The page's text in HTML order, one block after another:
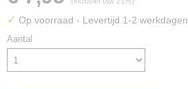
✓ Op voorraad - Levertijd 1-2 werkdagen
Aantal